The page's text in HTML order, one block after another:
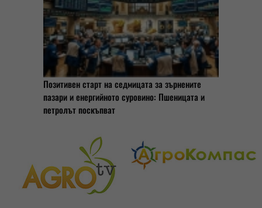
Позитивен старт на седмицата за зърнените
пазари и енергийното суровино: Пшеницата и
петролът поскъпват